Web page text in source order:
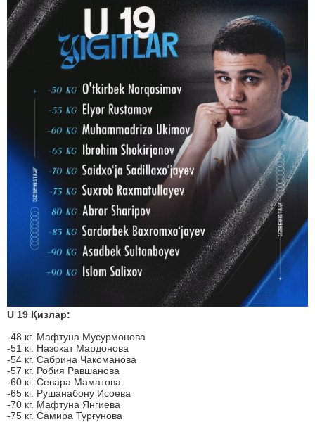
U 19 Қизлар:
-48 кг. Мафтуна Мусурмонова
-51 кг. Назокат Мардонова
-54 кг. Сабрина Чакоманова
-57 кг. Робия Равшанова
-60 кг. Севара Маматова
-65 кг. Рушанабону Исоева
-70 кг. Мафтуна Янгиева
-75 кг. Самира Турғунова